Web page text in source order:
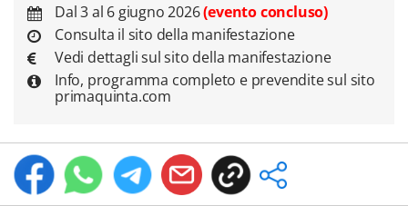
Dal 3 al 6 giugno 2026(evento concluso)
Consulta il sito della manifestazione
Vedi dettagli sul sito della manifestazione
Info, programma completo e prevendite sul sito
primaquinta.com